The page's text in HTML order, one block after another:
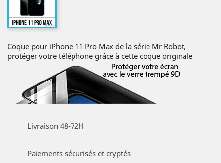
Coque pour iPhone 11 Pro Max de la série Mr Robot,
protéger votre téléphone grâce à cette coque originale
Livraison 48-72H
Paiements sécurisés et cryptés